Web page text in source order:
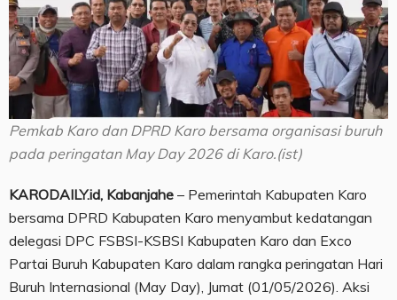
Pemkab Karo dan DPRD Karo bersama organisasi buruh
pada peringatan May Day 2026 di Karo.(ist)
KARODAILY.id, Kabanjahe – Pemerintah Kabupaten Karo
bersama DPRD Kabupaten Karo menyambut kedatangan
delegasi DPC FSBSI-KSBSI Kabupaten Karo dan Exco
Partai Buruh Kabupaten Karo dalam rangka peringatan Hari
Buruh Internasional (May Day), Jumat (01/05/2026). Aksi